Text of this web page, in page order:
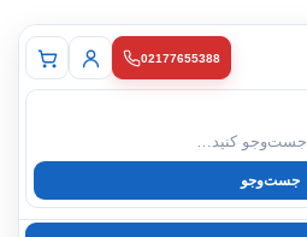
جست‌وجو
02177655388